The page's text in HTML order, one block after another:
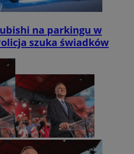
na parkingu w
szuka świadków